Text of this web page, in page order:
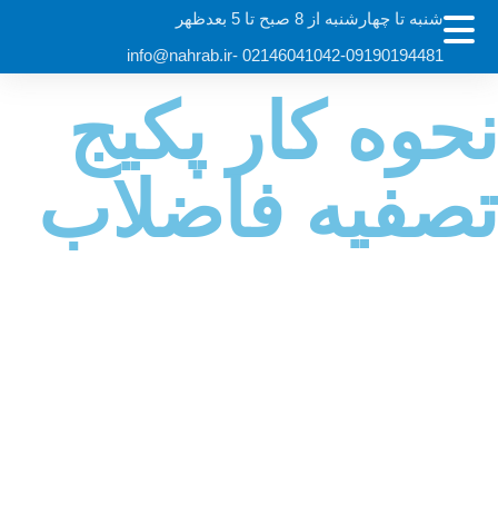
شنبه تا چهارشنبه از 8 صبح تا 5 بعدظهر
02146041042-09190194481 -
info@nahrab.ir
نحوه کار پکیج
تصفیه فاضلاب